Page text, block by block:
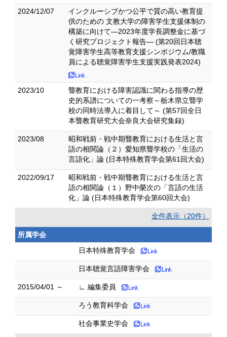
2024/12/07
インクルーシブかつ公平で質の高い教育提
供のための 文教大学の障害学生支援体制の
構築に向けて―2023年度学長調整金に基づ
く研究プロジェクト報告― (第20回日本聴
覚障害学生高等教育支援シンポジウム/教職
員による聴覚障害学生支援実践発表2024)
2023/10
聾教育における障害認識に関わる指導の歴
史的系譜についての一考察～栃木県立聾学
校の同時法導入に着目して～ (第57回全日
本聾教育研究大会奈良大会研究集録)
2023/08
昭和戦前・戦中期聾教育における生活と言
語の相関論（２）愛知県聾学校の「生活の
言語化」論 (日本特殊教育学会第61回大会)
2022/09/17
昭和戦前・戦中期聾教育における生活と言
語の相関論（１）野中榮次の「言語の生活
化」論 (日本特殊教育学会第60回大会)
全件表示（20件）
所属学会
日本特殊教育学会
日本聴覚言語障害学会
2015/04/01 ～ ∟ 編集委員
ろう教育科学会
社会事業史学会